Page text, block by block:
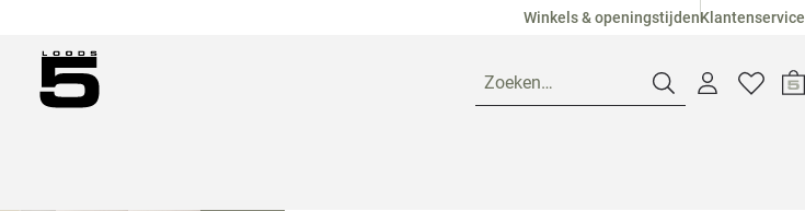
Winkels & openingstijdenKlantenservice
Zoeken…